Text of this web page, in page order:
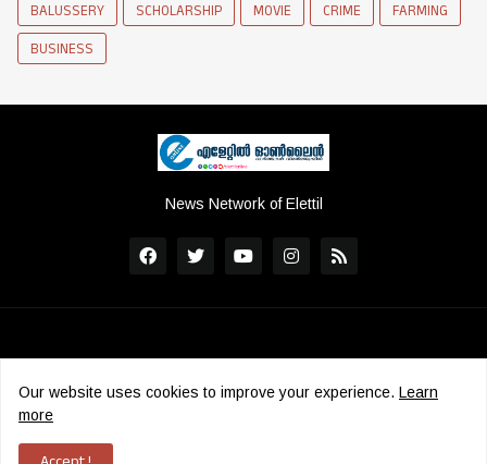
BALUSSERY
SCHOLARSHIP MOVIE CRIME
FARMING
BUSINESS
News Network of Elettil
Our website uses cookies to improve your experience. Learn
more